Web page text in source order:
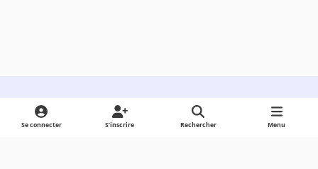
Light ModeDark ModeSystem Preference
Se connecter S’inscrire Rechercher Menu